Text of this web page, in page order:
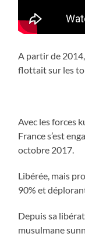
A partir de
flottait sur les
Avec les forces
France s’est
octobre 2017.
Libérée, mais
90% et
Depuis sa
musulmane